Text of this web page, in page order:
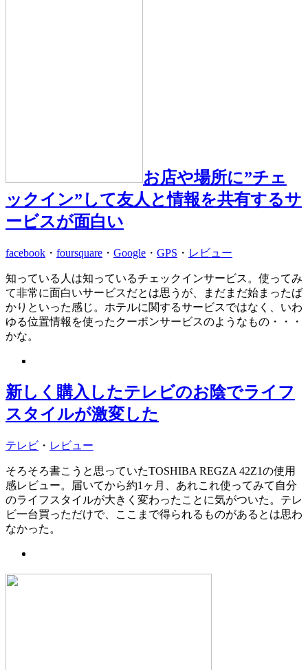
お店や場所に”チェ
ックイン”して友人と情報を共有するサ
ービスが面白い
facebook ・ foursquare ・ Google ・ GPS ・ レビュー
知っている人は知っているチェックインサービス。使ってみ
て非常に面白いサービスだとは思うが、まだまだ始まったば
かりといった感じ。ホテルに関するサービスではなく、いわ
ゆる位置情報を使ったクーポンサービスのようなもの・・・
かな。
新しく購入したテレビのお陰でライフ
スタイルが激変した
テレビ ・ レビュー
そろそろ書こうと思っていたTOSHIBA REGZA 42Z1の使用
感レビュー。届いてから約1ヶ月、あれこれ使ってみて自分
のライフスタイルが大きく変わったことに気がついた。テレ
ビ一台買っただけで、ここまで得られるものがあるとは思わ
なかった。